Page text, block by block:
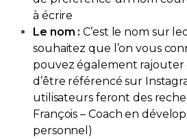
à écrire
Le nom :C’est le nom sur
souhaitez que l’on vous
pouvez également rajouter
d’être référencé sur
utilisateurs feront des
François – Coach en
personnel)